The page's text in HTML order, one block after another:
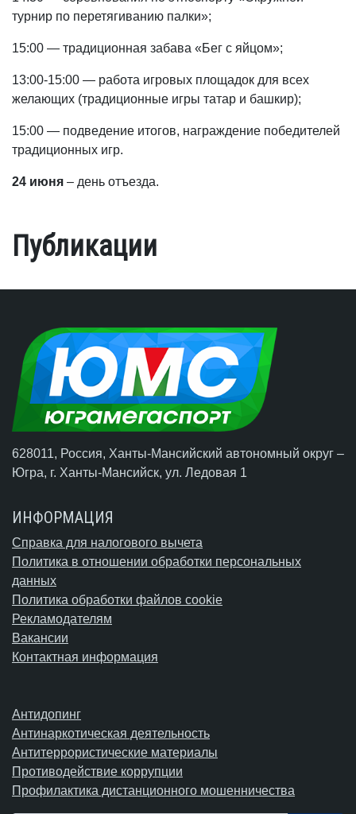
турнир по перетягиванию палки»;
15:00 — традиционная забава «Бег с яйцом»;
13:00-15:00 — работа игровых площадок для всех
желающих (традиционные игры татар и башкир);
15:00 — подведение итогов, награждение победителей
традиционных игр.
24 июня – день отъезда.
Публикации
628011, Россия, Ханты-Мансийский автономный округ –
Югра, г. Ханты-Мансийск, ул. Ледовая 1
ИНФОРМАЦИЯ
Справка для налогового вычета
Политика в отношении обработки персональных
данных
Политика обработки файлов cookie
Рекламодателям
Вакансии
Контактная информация
Антидопинг
Антинаркотическая деятельность
Антитеррористические материалы
Противодействие коррупции
Профилактика дистанционного мошенничества